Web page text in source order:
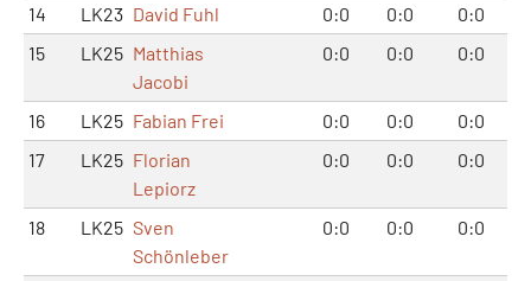
14 LK23 David Fuhl 0:0 0:0
0:0
15
LK25 Matthias
Jacobi
0:0 0:0 0:0
16 LK25 Fabian Frei 0:0 0:0
0:0
17
LK25 Florian
Lepiorz
0:0 0:0 0:0
18 LK25 Sven
Schönleber
0:0 0:0 0:0